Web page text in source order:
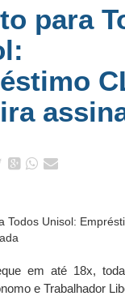
para
em até 18x,
e Trabalhador